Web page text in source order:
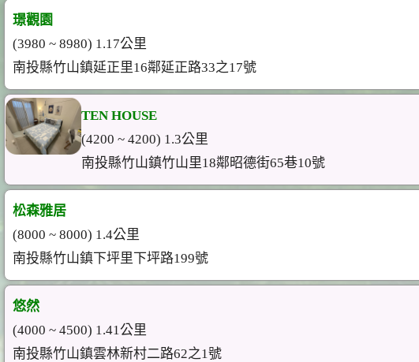
璟觀園
(3980 ~ 8980) 1.17公里
南投縣竹山鎮延正里16鄰延正路33之17號
TEN HOUSE
(4200 ~ 4200) 1.3公里
南投縣竹山鎮竹山里18鄰昭德街65巷10號
松森雅居
(8000 ~ 8000) 1.4公里
南投縣竹山鎮下坪里下坪路199號
悠然
(4000 ~ 4500) 1.41公里
南投縣竹山鎮雲林新村二路62之1號